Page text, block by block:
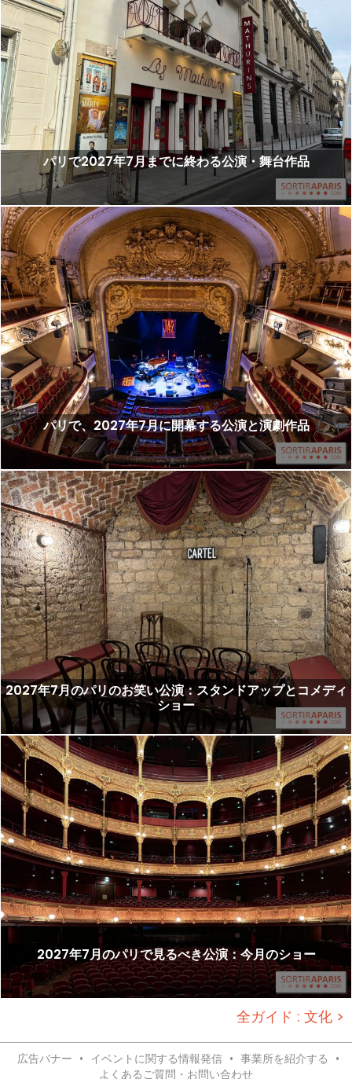
パリで2027年7月までに終わる公演・舞台作品
パリで、2027年7月に開幕する公演と演劇作品
2027年7月のパリのお笑い公演：スタンドアップとコメディ
ショー
2027年7月のパリで見るべき公演：今月のショー
全ガイド : 文化 >
広告バナー • イベントに関する情報発信 • 事業所を紹介する •
よくあるご質問・お問い合わせ